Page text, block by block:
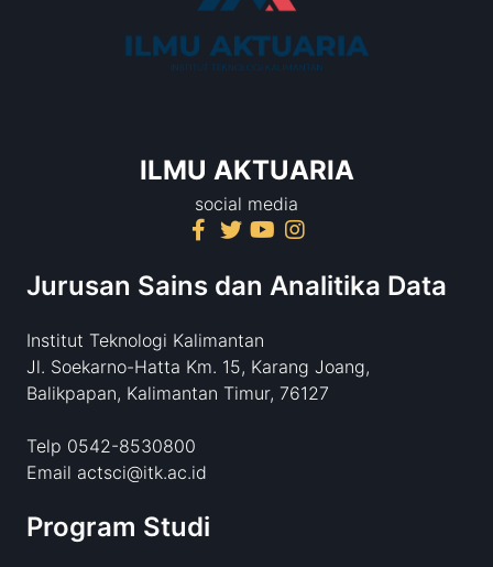
ILMU AKTUARIA
social media
Jurusan Sains dan Analitika Data
Institut Teknologi Kalimantan
Jl. Soekarno-Hatta Km. 15, Karang Joang,
Balikpapan, Kalimantan Timur, 76127
Telp 0542-8530800
Email actsci@itk.ac.id
Program Studi